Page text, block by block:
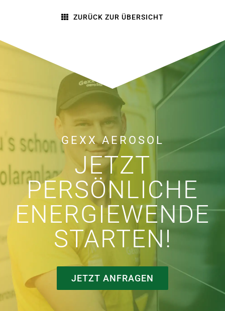
ZURÜCK ZUR ÜBERSICHT
GEXX AEROSOL
JETZT
PERSÖNLICHE
ENERGIEWENDE
STARTEN!
JETZT ANFRAGEN